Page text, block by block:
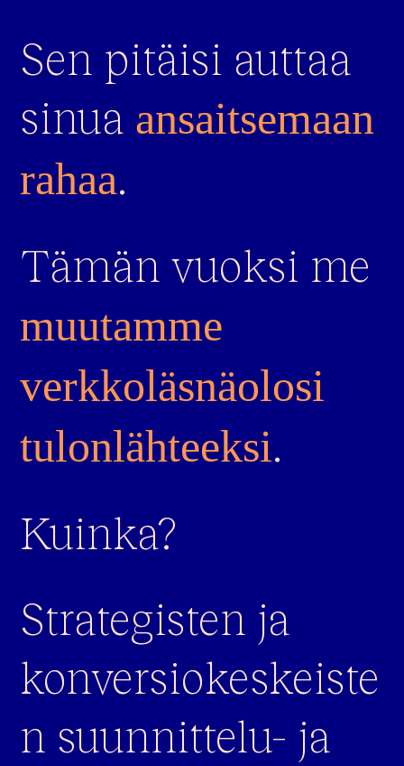
Sen pitäisi auttaa
sinua ansaitsemaan
rahaa.
Tämän vuoksi me
muutamme
verkkoläsnäolosi
tulonlähteeksi.
Kuinka?
Strategisten ja
konversiokeskeiste
n suunnittelu- ja